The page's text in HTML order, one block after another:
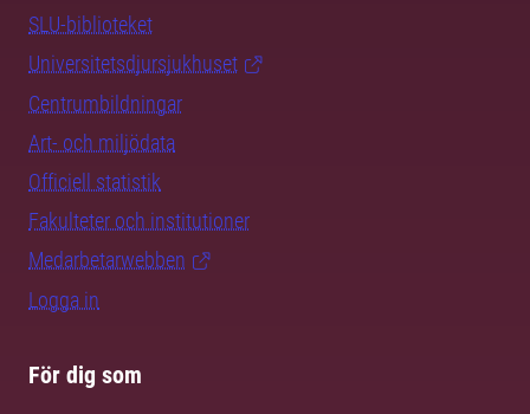
SLU-biblioteket
Universitetsdjursjukhuset
Centrumbildningar
Art- och miljödata
Officiell statistik
Fakulteter och institutioner
Medarbetarwebben
Logga in
För dig som